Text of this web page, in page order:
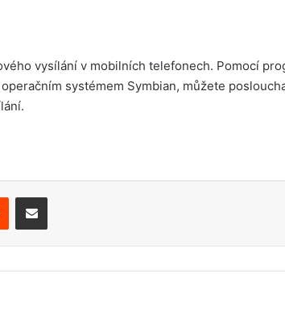
vysílání v mobilních telefonech. Pomocí
systémem Symbian, můžete